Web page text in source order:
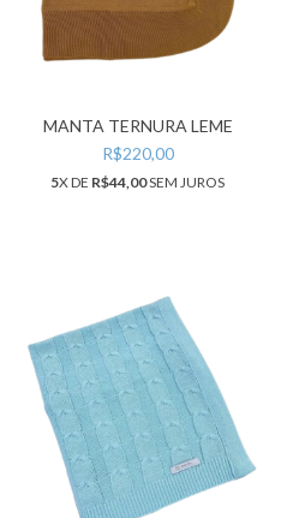
MANTA TERNURA LEME
R$220,00
5X DE R$44,00SEM JUROS